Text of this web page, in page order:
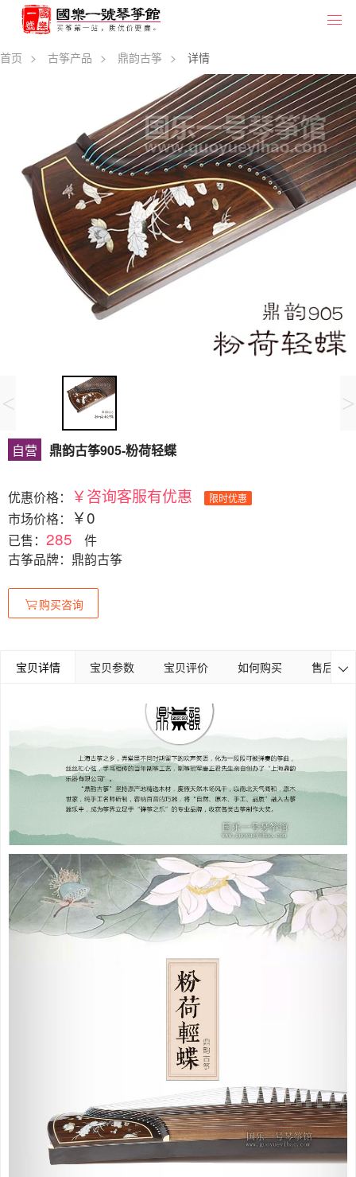
首页 > 古筝产品 > 鼎韵古筝 > 详情
< >
自营 鼎韵古筝905-粉荷轻蝶
优惠价格： ￥咨询客服有优惠 限时优惠
市场价格： ￥0
已售： 285
件
古筝品牌：鼎韵古筝
购买咨询
宝贝详情 宝贝参数 宝贝评价 如何购买 售后保障
